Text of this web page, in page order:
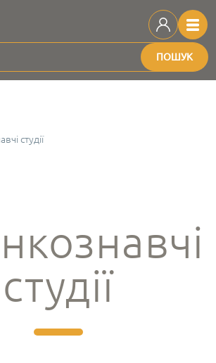
ПОШУК
студії
студії